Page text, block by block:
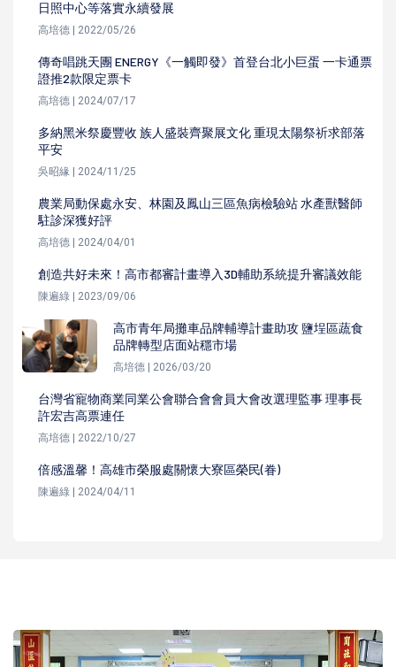
日照中心等落實永續發展
高培德 | 2022/05/26
傳奇唱跳天團 ENERGY《一觸即發》首登台北小巨蛋 一卡通票
證推2款限定票卡
高培德 | 2024/07/17
多納黑米祭慶豐收 族人盛裝齊聚展文化 重現太陽祭祈求部落
平安
吳昭緣 | 2024/11/25
農業局動保處永安、林園及鳳山三區魚病檢驗站 水產獸醫師
駐診深獲好評
高培德 | 2024/04/01
創造共好未來！高市都審計畫導入3D輔助系統提升審議效能
陳遍綠 | 2023/09/06
高市青年局攤車品牌輔導計畫助攻 鹽埕區蔬食
品牌轉型店面站穩市場
高培德 | 2026/03/20
台灣省寵物商業同業公會聯合會會員大會改選理監事 理事長
許宏吉高票連任
高培德 | 2022/10/27
倍感溫馨！高雄市榮服處關懷大寮區榮民(眷)
陳遍綠 | 2024/04/11